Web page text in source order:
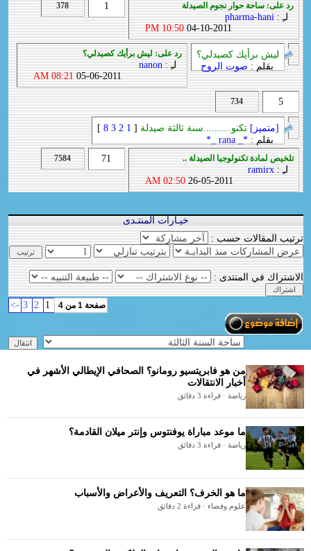
رد على: ساحة حوار نجوم الصيدلة
لـِ :pharma-hani
04-10-2011
10:50 PM
1
378
ليش برأيك كصيدلي؟
بقلم : صوت الروح
رد على: ليش برأيك كصيدلي؟
لـِ :nanon
05-06-2011
08:21 AM
5
734
[متميز]تكنو..........سنة ثالثة صيدلة [
1
2
3
8
]
بقلم :*_ rana _*
تلخيص لمادة تكنولوجيا الصيدلة ..
لـِ :ramirx
26-05-2011
02:50 AM
71
7584
خيـارات المنتـدى
ترتيب المقالات حسب :
الاشتراك في المنتدى :
صفحة 1 من 4 2
3
->
من هو فابريتسيو رومانو؟ الصحافي الإيطالي الأشهر في
أخبار الانتقالات
رياضة · قراءة 3 دقائق
ما موعد مباراة يوفنتوس وإنتر ميلان القادمة؟
رياضة · قراءة 3 دقائق
ما هو الخرف؟ التعريف والأعراض والأسباب
علوم وفضاء · قراءة 2 دقائق